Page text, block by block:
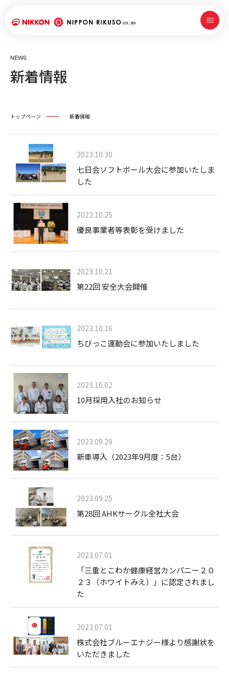
NEWS
新着情報
トップページ 新着情報
2023.10.30
七日会ソフトボール大会に参加いたしま
した
2023.10.25
優良事業者等表彰を受けました
2023.10.21
第22回 安全大会開催
2023.10.16
ちびっこ運動会に参加いたしました
2023.10.02
10月採用入社のお知らせ
2023.09.29
新車導入（2023年9月度：5台）
2023.09.25
第28回 AHKサークル全社大会
2023.07.01
「三重とこわか健康経営カンパニー２０
２３（ホワイトみえ）」に認定されまし
た
2023.07.01
株式会社ブルーエナジー様より感謝状を
いただきました